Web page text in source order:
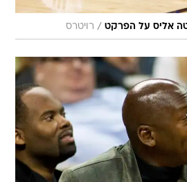
אליס על הפרקט / רויטרס